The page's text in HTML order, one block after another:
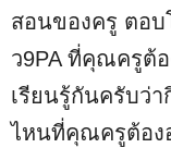
สอนของครู ตอ
ว9PA ที่คุณครูต้
เรียนรู้กันครับว่
ไหนที่คุณครูต้อง